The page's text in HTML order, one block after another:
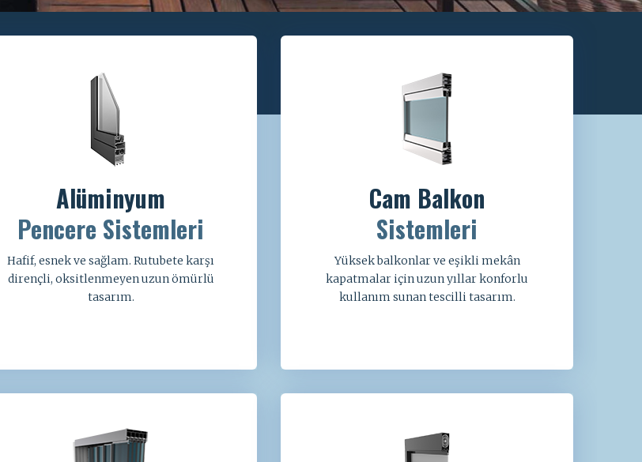
Alüminyum
Pencere Sistemleri
Hafif, esnek ve sağlam. Rutubete karşı
dirençli, oksitlenmeyen uzun ömürlü
tasarım.
Cam Balkon
Sistemleri
Yüksek balkonlar ve eşikli mekân
kapatmalar için uzun yıllar konforlu
kullanım sunan tescilli tasarım.